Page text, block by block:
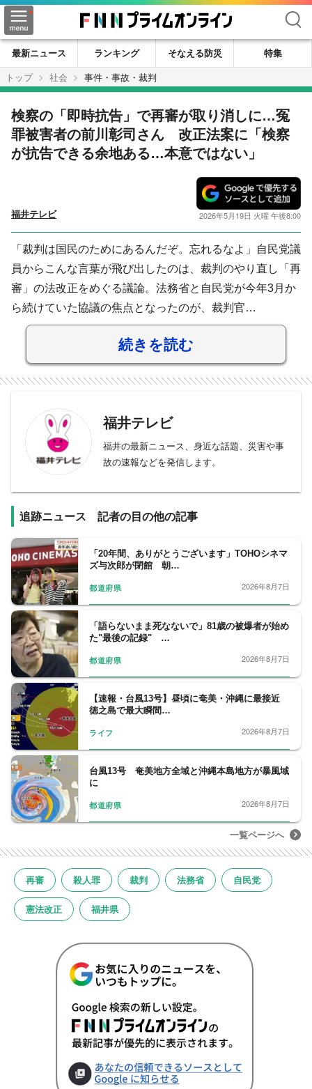
検索
最新ニュース ランキング そなえる防災
特集
トップ
社会 事件・事故・裁判
検察の「即時抗告」で再審が取り消しに…冤
罪被害者の前川彰司さん 改正法案に「検察
が抗告できる余地ある…本意ではない」
福井テレビ 2026年5月19日 火曜 午後8:00
「裁判は国民のためにあるんだぞ。忘れるなよ」自民党議
員からこんな言葉が飛び出したのは、裁判のやり直し「再
審」の法改正をめぐる議論。法務省と自民党が今年3月か
ら続けていた協議の焦点となったのが、裁判官…
続きを読む
福井テレビ
福井の最新ニュース、身近な話題、災害や事
故の速報などを発信します。
追跡ニュース 記者の目の他の記事
「20年間、ありがとうございます」TOHOシネマ
ズ与次郎が閉館 朝…
都道府県 2026年8月7日
「語らないまま死なないで」81歳の被爆者が始め
た"最後の記録" …
都道府県 2026年8月7日
【速報・台風13号】昼頃に奄美・沖縄に最接近
徳之島で最大瞬間…
ライフ 2026年8月7日
台風13号 奄美地方全域と沖縄本島地方が暴風域
に
都道府県 2026年8月7日
一覧ページへ
再審 殺人罪 裁判 法務省 自民党
憲法改正 福井県